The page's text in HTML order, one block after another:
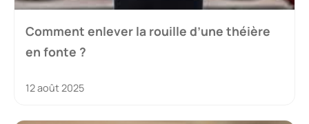
Comment enlever la rouille d’une théière
en fonte ?
12 août 2025